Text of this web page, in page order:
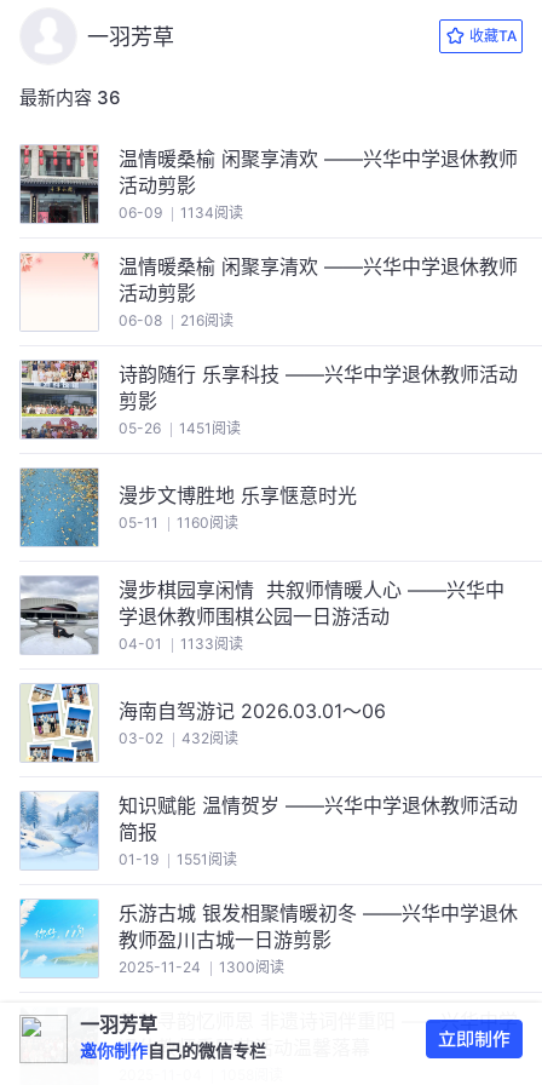
一羽芳草 收藏TA
最新内容 36
温情暖桑榆 闲聚享清欢 ‍——兴华中学退休教师
活动剪影 ‍
06-09 1134阅读
温情暖桑榆 闲聚享清欢 ‍——兴华中学退休教师
活动剪影 ‍
06-08 216阅读
诗韵随行 乐享科技 ‍——兴华中学退休教师活动
剪影
05-26 1451阅读
漫步文博胜地 乐享惬意时光
05-11 1160阅读
漫步棋园享闲情 ‍ 共叙师情暖人心 ‍——兴华中
学退休教师围棋公园一日游活动
04-01 1133阅读
海南自驾游记 ‍2026.03.01～06
03-02 432阅读
知识赋能 温情贺岁 ‍——兴华中学退休教师活动
简报
01-19 1551阅读
乐游古城 银发相聚情暖初冬 ‍——兴华中学退休
教师盈川古城一日游剪影
2025-11-24 1300阅读
赏秋寻韵忆师恩 非遗诗词伴重阳 ‍——兴华中学
退休教师重阳节活动温馨落幕
一羽芳草
邀你制作 自己的微信专栏